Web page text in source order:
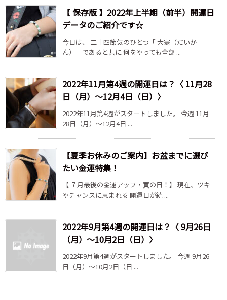
【 保存版 】2022年上半期（前半）開運日
データのご紹介です☆
今日は、 二十四節気のひとつ「 大寒（だいか
ん）」であると共に 何をやっても全部 ...
2022年11月第4週の開運日は？〈 11月28
日（月）～12月4日（日）〉
2022年11月第4週がスタートしました。 今週 11月
28日（月）～12月4日 ...
【夏季お休みのご案内】お盆までに選び
たい金運特集！
【 ７月最後の金運アップ・寅の日！】 現在、ツキ
やチャンスに恵まれる 開運日が続 ...
2022年9月第4週の開運日は？〈 9月26日
（月）～10月2日（日）〉
2022年9月第4週がスタートしました。 今週 9月26
日（月）～10月2日（日 ...